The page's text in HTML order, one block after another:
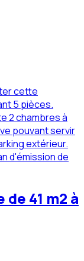
cette
5 pièces.
2 chambres à
pouvant servir
extérieur.
d'émission de
41 m2 à